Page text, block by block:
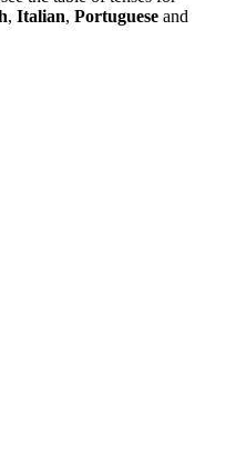
, Italian, Portuguese and